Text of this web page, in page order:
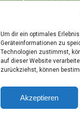
Um dir ein optimales
Geräteinformationen zu
Technologien zustimmst,
auf dieser Website
zurückziehst, können
Akzeptieren